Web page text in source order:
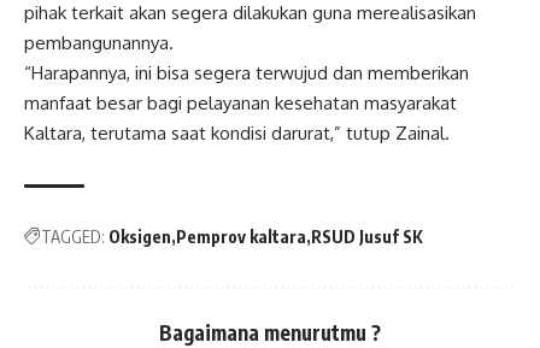
pihak terkait akan segera dilakukan guna merealisasikan
pembangunannya.
“Harapannya, ini bisa segera terwujud dan memberikan
manfaat besar bagi pelayanan kesehatan masyarakat
Kaltara, terutama saat kondisi darurat,” tutup Zainal.
TAGGED: Oksigen Pemprov kaltara RSUD Jusuf SK
Bagaimana menurutmu ?